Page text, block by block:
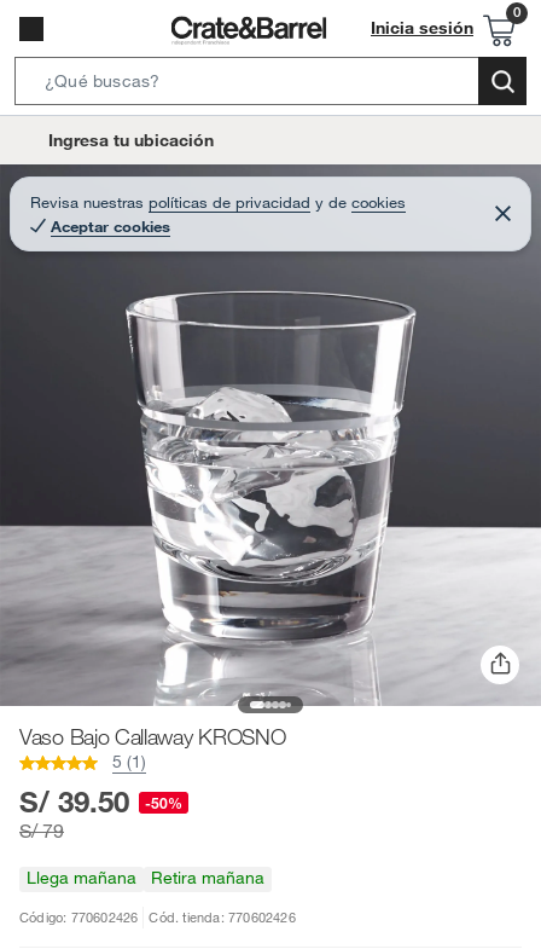
Inicia sesión
e
r
c
a
r
o
t
Ingresa tu ubicación
Revisa nuestras políticas de privacidad y de cookies
Aceptar cookies
C
e
r
Vaso Bajo Callaway KROSNO
5 (1)
S/ 39.50 -50%
S/ 79
Llega mañana Retira mañana
Código: 770602426 Cód. tienda: 770602426